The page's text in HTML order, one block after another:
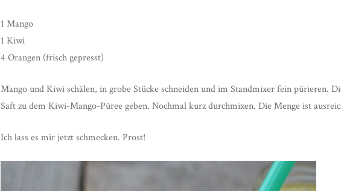
1 Mango
1 Kiwi
4 Orangen (frisch gepresst)
Mango und Kiwi schälen, in grobe Stücke schneiden und im Standmixer fein pürieren.
Saft zu dem Kiwi-Mango-Püree geben. Nochmal kurz durchmixen. Die Menge ist
Ich lass es mir jetzt schmecken. Prost!